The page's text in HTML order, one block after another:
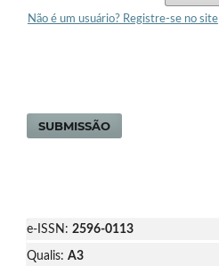
Não é um usuário? Registre-se no site
SUBMISSÃO
e-ISSN: 2596-0113
Qualis: A3